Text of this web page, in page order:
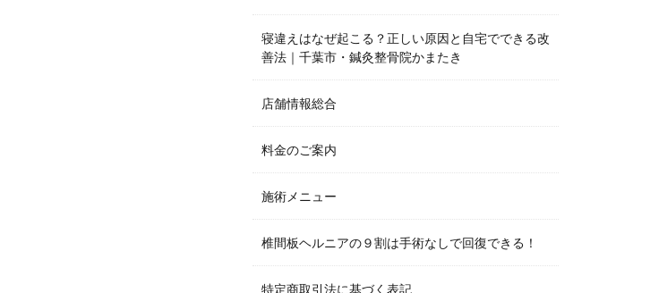
寝違えはなぜ起こる？正しい原因と自宅でできる改
善法｜千葉市・鍼灸整骨院かまたき
店舗情報総合
料金のご案内
施術メニュー
椎間板ヘルニアの９割は手術なしで回復できる！
特定商取引法に基づく表記